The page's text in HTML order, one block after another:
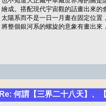
繪成。搭配現代宇宙觀的話畫出來
太陽系而不是一日一月畫在固定位
將整個銀河系的螺旋的意象有畫出來
Re: 何謂【三界二十八天】、